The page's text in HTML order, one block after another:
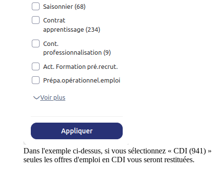
Dans l'exemple ci-dessus, si vous sélectionnez « CDI (941) »
seules les offres d'emploi en CDI vous seront restituées.